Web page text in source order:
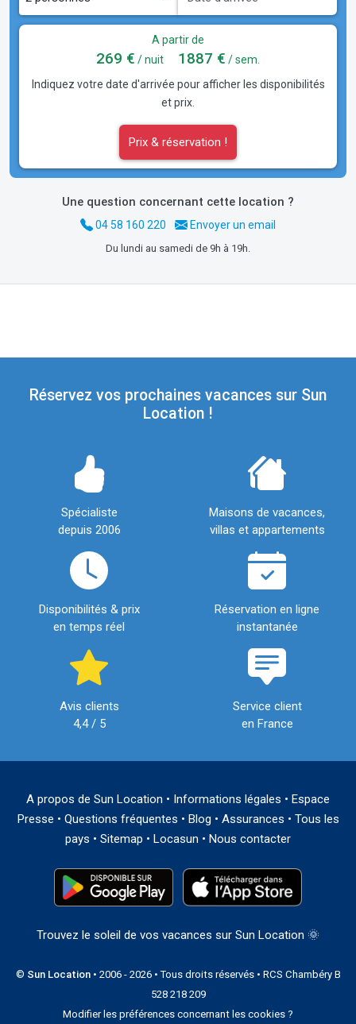
A partir de
269 € / nuit 1887 € / sem.
Indiquez votre date d'arrivée pour afficher les disponibilités
et prix.
Prix & réservation !
Une question concernant cette location ?
04 58 160 220 Envoyer un email
Du lundi au samedi de 9h à 19h.
Réservez vos prochaines vacances sur Sun
Location !
Spécialiste
depuis 2006
Maisons de vacances,
villas et appartements
Disponibilités & prix
en temps réel
Réservation en ligne
instantanée
Avis clients
4,4 / 5
Service client
en France
A propos de Sun Location • Informations légales • Espace
Presse • Questions fréquentes • Blog • Assurances • Tous les
pays • Sitemap • Locasun • Nous contacter
Trouvez le soleil de vos vacances sur Sun Location 🌞
© Sun Location• 2006 - 2026 • Tous droits réservés • RCS Chambéry B
528 218 209
Modifier les préférences concernant les cookies ?